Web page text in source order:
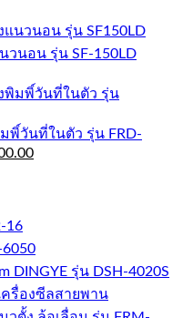
วนอน รุ่น SF-150LD
พิ์วันที่ในตัว รุ่น FRD-
16
6050
DINGYE รุ่น DSH-4020S
ครื่องซีลสายพาน